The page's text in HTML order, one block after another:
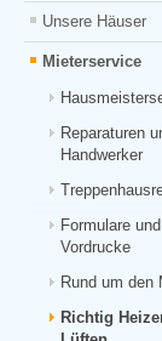
Unsere Häuser
Mieterservice
Reparaturen
Handwerker
Formulare und
Vordrucke
Rund um den
Richtig